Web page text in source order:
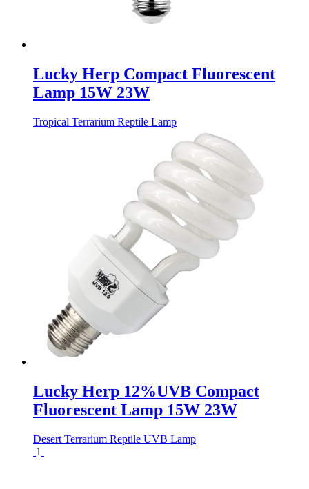
Lucky Herp Compact Fluorescent
Lamp 15W 23W
Tropical Terrarium Reptile Lamp
Lucky Herp 12%UVB Compact
Fluorescent Lamp 15W 23W
Desert Terrarium Reptile UVB Lamp
1